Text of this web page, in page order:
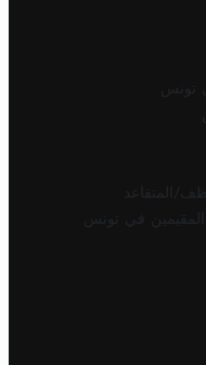
تونس
المتقاعد
في تونس